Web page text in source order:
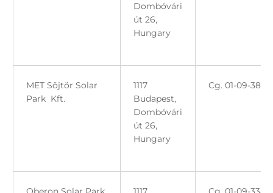
Dombóvári
út 26,
Hungary
MET Söjtör Solar
Park Kft.
1117
Budapest,
Dombóvári
út 26,
Hungary
Cg. 01-09-